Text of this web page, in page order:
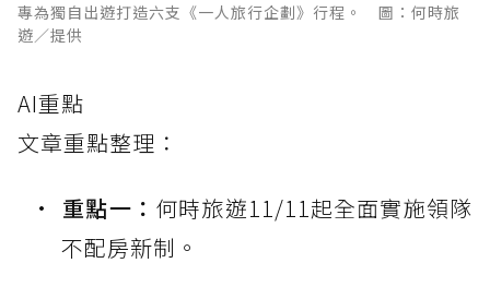
專為獨自出遊打造六支《一人旅行企劃》行程。 圖：何時旅
遊／提供
AI重點
文章重點整理：
重點一： 何時旅遊11/11起全面實施領隊
不配房新制。